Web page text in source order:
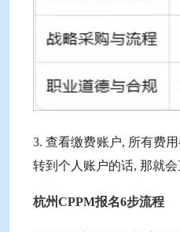
3. 查看缴费账户, 所有费
转到个人账户的话, 那就会
杭州CPPM报名6步流程